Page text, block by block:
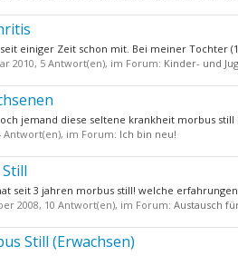
einiger Zeit schon mit. Bei meiner Tochter
2010, 5 Antwort(en), im Forum: Kinder- und
jemand diese seltene krankheit morbus still
Antwort(en), im Forum: Ich bin neu!
seit 3 jahren morbus still! welche
2008, 10 Antwort(en), im Forum: Austausch
Still (Erwachsen)